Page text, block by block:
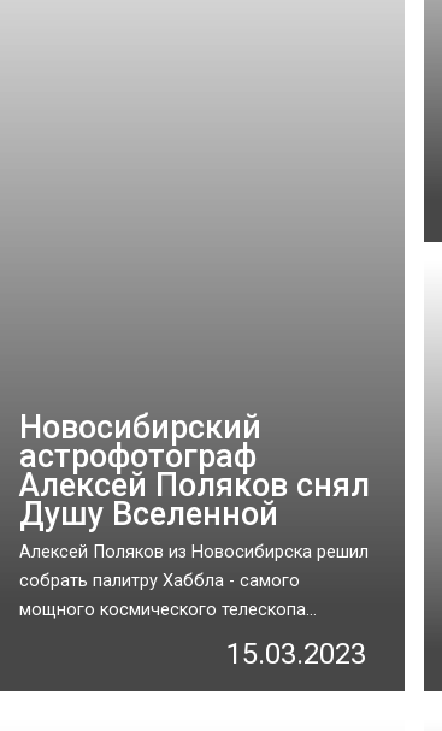
Новосибирский
астрофотограф
Алексей Поляков снял
Душу Вселенной
Алексей Поляков из Новосибирска решил
собрать палитру Хаббла - самого
мощного космического телескопа...
15.03.2023